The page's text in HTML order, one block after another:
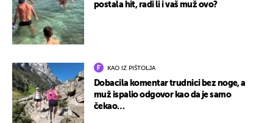
postala hit, radi li i vaš muž ovo?
KAO IZ PIŠTOLJA
Dobacila komentar trudnici bez noge, a
muž ispalio odgovor kao da je samo
čekao…